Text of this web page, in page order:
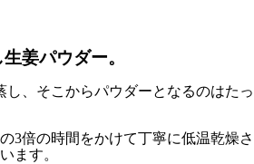
姜パウダー。
し、そこからパウダーとなるのはたっ
3倍の時間をかけて丁寧に低温乾燥さ
ます。